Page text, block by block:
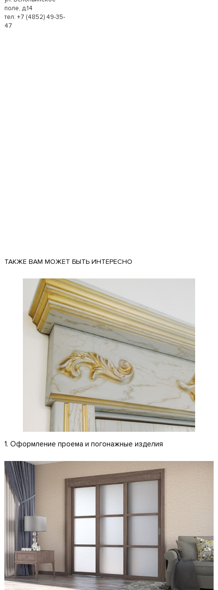
поле, д.14
тел: +7 (4852) 49-35-
47
ТАКЖЕ ВАМ МОЖЕТ БЫТЬ ИНТЕРЕСНО
1. Оформление проема и погонажные изделия